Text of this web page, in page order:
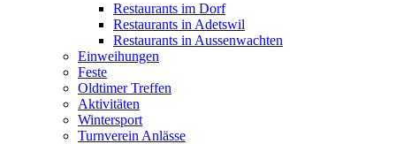
Restaurants im Dorf
Restaurants in Adetswil
Restaurants in Aussenwachten
Einweihungen
Feste
Oldtimer Treffen
Aktivitäten
Wintersport
Turnverein Anlässe